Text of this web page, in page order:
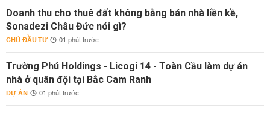
Doanh thu cho thuê đất không bằng bán nhà liền kề,
Sonadezi Châu Đức nói gì?
CHỦ ĐẦU TƯ 01 phút trước
Trường Phú Holdings - Licogi 14 - Toàn Cầu làm dự án
nhà ở quân đội tại Bắc Cam Ranh
DỰ ÁN 01 phút trước